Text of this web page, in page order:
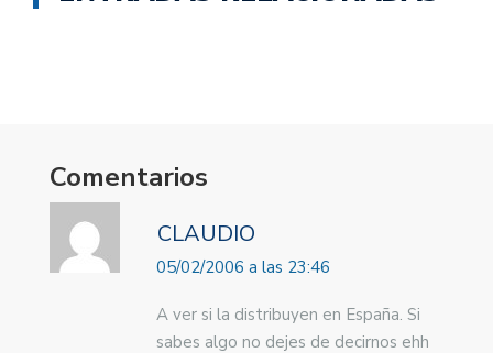
Comentarios
CLAUDIO
05/02/2006 a las 23:46
A ver si la distribuyen en España. Si
sabes algo no dejes de decirnos ehh